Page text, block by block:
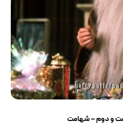
و دوم – شهامت